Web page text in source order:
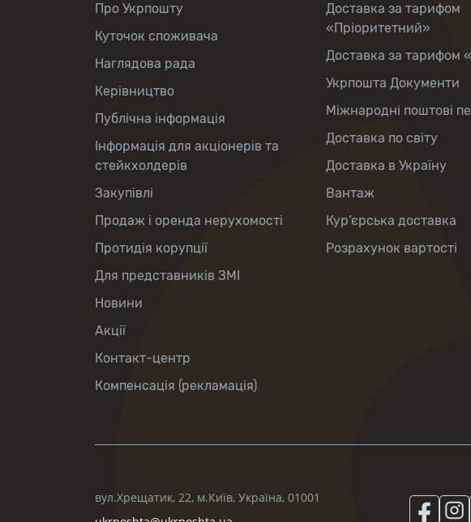
Про Укрпошту
Куточок споживача
Наглядова рада
Керівництво
Публічна інформація
Інформація для акціонерів та
стейкхолдерів
Закупівлі
Продаж і оренда нерухомості
Протидія корупції
Для представників ЗМІ
Новини
Акції
Контакт-центр
Компенсація (рекламація)
Доставка за тарифом
«Пріоритетний»
Доставка за тарифом
Укрпошта Документи
Міжнародні поштові
Доставка по світу
Доставка в Україну
Вантаж
Кур’єрська доставка
Розрахунок вартості
вул.Хрещатик, 22, м.Київ, Україна, 01001